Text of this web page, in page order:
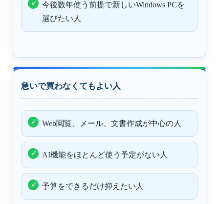
今後数年使う前提で新しいWindows PCを
選びたい人
急いで買わなくてもよい人
Web閲覧、メール、文書作成が中心の人
AI機能をほとんど使う予定がない人
予算をできるだけ抑えたい人